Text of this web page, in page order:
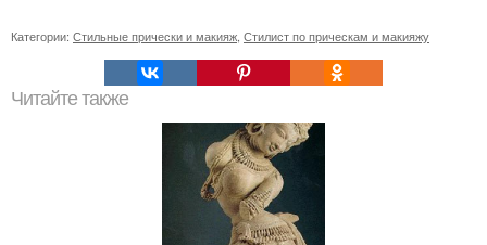
Категории: Стильные прически и макияж Стилист по прическам и макияжу
Читайте также